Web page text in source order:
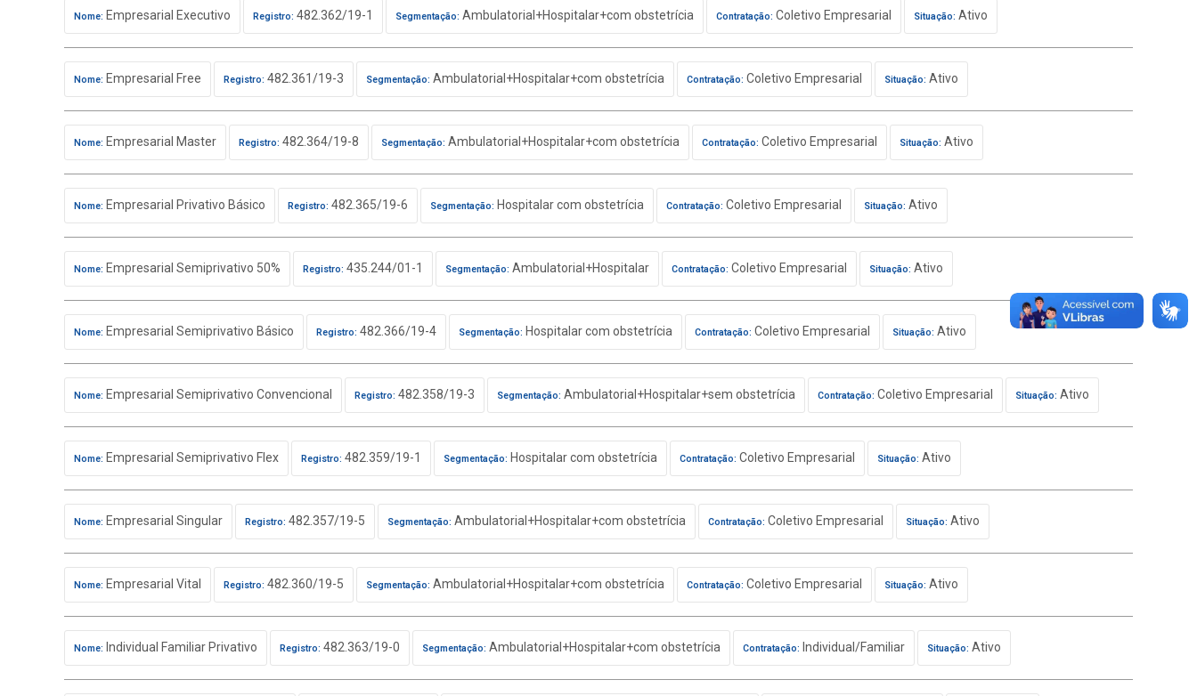
Nome: Empresarial Executivo Registro: 482.362/19-1 Segmentação: Ambulatorial+Hospitalar+com obstetrícia Contratação: Coletivo Empresarial Situação: Ativo
Nome: Empresarial Free Registro: 482.361/19-3 Segmentação: Ambulatorial+Hospitalar+com obstetrícia Contratação: Coletivo Empresarial Situação: Ativo
Nome: Empresarial Master Registro: 482.364/19-8 Segmentação: Ambulatorial+Hospitalar+com obstetrícia Contratação: Coletivo Empresarial Situação: Ativo
Nome: Empresarial Privativo Básico Registro: 482.365/19-6 Segmentação: Hospitalar com obstetrícia Contratação: Coletivo Empresarial Situação: Ativo
Nome: Empresarial Semiprivativo 50% Registro: 435.244/01-1 Segmentação: Ambulatorial+Hospitalar Contratação: Coletivo Empresarial Situação: Ativo
Nome: Empresarial Semiprivativo Básico Registro: 482.366/19-4 Segmentação: Hospitalar com obstetrícia Contratação: Coletivo Empresarial Situação: Ativo
Nome: Empresarial Semiprivativo Convencional Registro: 482.358/19-3 Segmentação: Ambulatorial+Hospitalar+sem obstetrícia Contratação: Coletivo Empresarial Situação: Ativo
Nome: Empresarial Semiprivativo Flex Registro: 482.359/19-1 Segmentação: Hospitalar com obstetrícia Contratação: Coletivo Empresarial Situação: Ativo
Nome: Empresarial Singular Registro: 482.357/19-5 Segmentação: Ambulatorial+Hospitalar+com obstetrícia Contratação: Coletivo Empresarial Situação: Ativo
Nome: Empresarial Vital Registro: 482.360/19-5 Segmentação: Ambulatorial+Hospitalar+com obstetrícia Contratação: Coletivo Empresarial Situação: Ativo
Nome: Individual Familiar Privativo Registro: 482.363/19-0 Segmentação: Ambulatorial+Hospitalar+com obstetrícia Contratação: Individual/Familiar Situação: Ativo